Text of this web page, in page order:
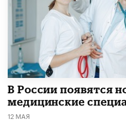
В России появятся
медицинские
12 МАЯ